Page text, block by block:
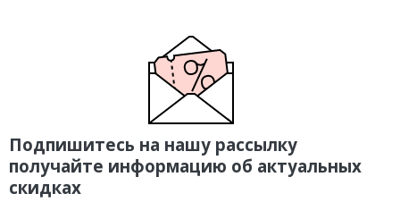
Подпишитесь на нашу рассылку
получайте информацию об актуальных
скидках